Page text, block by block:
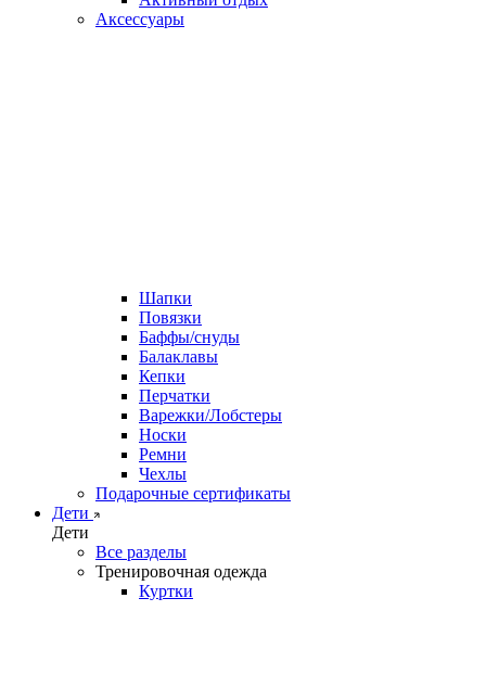
Аксессуары
Шапки
Повязки
Баффы/снуды
Балаклавы
Кепки
Перчатки
Варежки/Лобстеры
Носки
Ремни
Чехлы
Подарочные сертификаты
Дети
Дети
Все разделы
Тренировочная одежда
Куртки